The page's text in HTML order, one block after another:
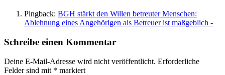
Pingback: BGH stärkt den Willen betreuter Menschen:
Ablehnung eines Angehörigen als Betreuer ist maßgeblich -
Schreibe einen Kommentar
Deine E-Mail-Adresse wird nicht veröffentlicht. Erforderliche
Felder sind mit * markiert